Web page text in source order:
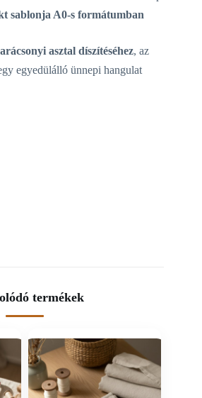
sablonja A0-s formátumban
asztal díszítéséhez, az
egyedülálló ünnepi hangulat
termékek